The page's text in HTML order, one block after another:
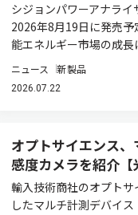
シジョンパワーアナラ
2026年8月19日に発売予
能エネルギー市場の成長
ニュース 新製品
2026.07.22
オプトサイエンス
感度カメラを紹介【
輸入技術商社のオプト
したマルチ計測デバイ